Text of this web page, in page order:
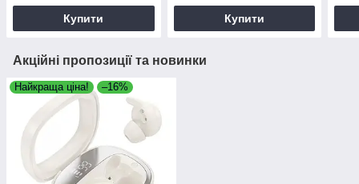
Купити Купити
Акційні пропозиції та новинки
Найкраща ціна! –16%